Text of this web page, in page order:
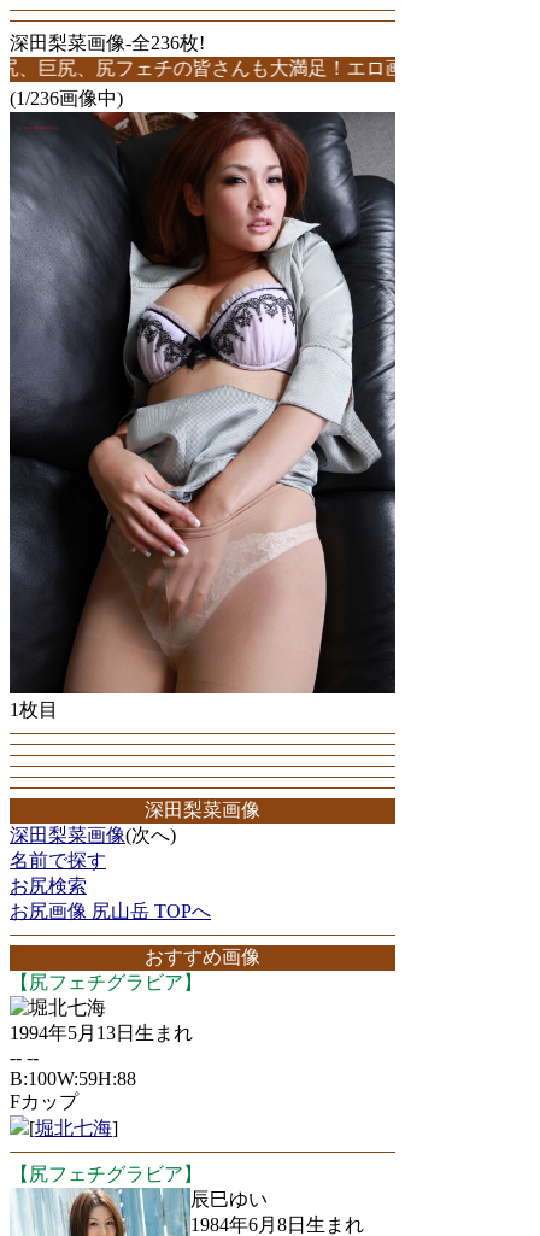
深田梨菜画像-全236枚!
、尻フェチの皆さんも大満足！エロ画像多数！236枚中1ペ
(1/236画像中)
1枚目
深田梨菜画像
深田梨菜画像(次へ)
名前で探す
お尻検索
お尻画像 尻山岳 TOPへ
おすすめ画像
【尻フェチグラビア】
堀北七海
1994年5月13日生まれ
-- --
B:100W:59H:88
Fカップ
[堀北七海]
【尻フェチグラビア】
辰巳ゆい
1984年6月8日生まれ